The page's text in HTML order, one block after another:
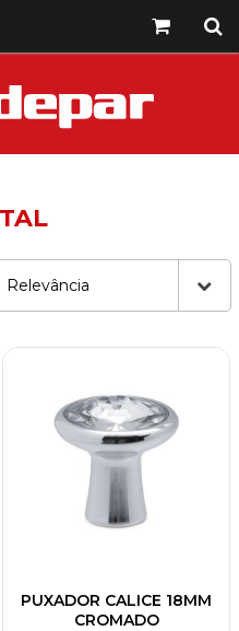
Relevância
PUXADOR CALICE 18MM
CROMADO